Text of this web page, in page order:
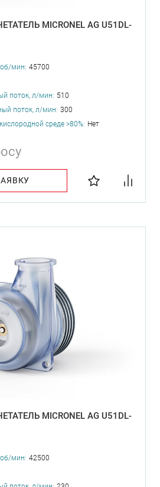
MICRONEL AG U51DL-
об/мин: 45700
поток, л/мин: 510
поток, л/мин: 300
среде >80%: Нет
MICRONEL AG U51DL-
об/мин: 42500